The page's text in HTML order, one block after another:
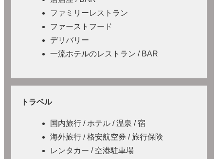
ファミリーレストラン
ファーストフード
デリバリー
一流ホテルのレストラン / BAR
トラベル
国内旅行 / ホテル / 温泉 / 宿
海外旅行 / 格安航空券 / 旅行保険
レンタカー / 空港駐車場